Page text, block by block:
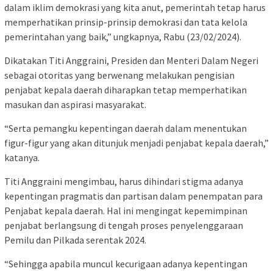
dalam iklim demokrasi yang kita anut, pemerintah tetap harus
memperhatikan prinsip-prinsip demokrasi dan tata kelola
pemerintahan yang baik,” ungkapnya, Rabu (23/02/2024).
Dikatakan Titi Anggraini, Presiden dan Menteri Dalam Negeri
sebagai otoritas yang berwenang melakukan pengisian
penjabat kepala daerah diharapkan tetap memperhatikan
masukan dan aspirasi masyarakat.
“Serta pemangku kepentingan daerah dalam menentukan
figur-figur yang akan ditunjuk menjadi penjabat kepala daerah,”
katanya.
Titi Anggraini mengimbau, harus dihindari stigma adanya
kepentingan pragmatis dan partisan dalam penempatan para
Penjabat kepala daerah. Hal ini mengingat kepemimpinan
penjabat berlangsung di tengah proses penyelenggaraan
Pemilu dan Pilkada serentak 2024.
“Sehingga apabila muncul kecurigaan adanya kepentingan